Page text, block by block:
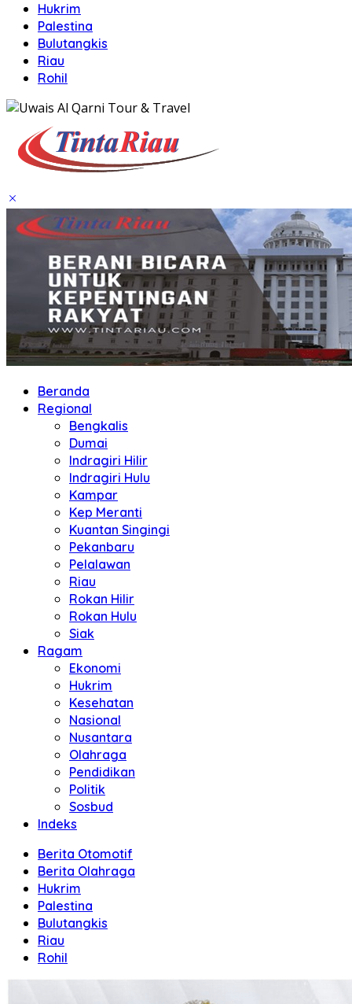
Hukrim
Palestina
Bulutangkis
Riau
Rohil
Beranda
Regional
Bengkalis
Dumai
Indragiri Hilir
Indragiri Hulu
Kampar
Kep Meranti
Kuantan Singingi
Pekanbaru
Pelalawan
Riau
Rokan Hilir
Rokan Hulu
Siak
Ragam
Ekonomi
Hukrim
Kesehatan
Nasional
Nusantara
Olahraga
Pendidikan
Politik
Sosbud
Indeks
Berita Otomotif
Berita Olahraga
Hukrim
Palestina
Bulutangkis
Riau
Rohil